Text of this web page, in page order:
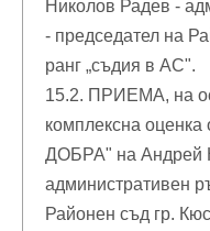
Николов Радев -
- председател на
ранг „съдия в АС".
15.2. ПРИЕМА, на
комплексна
ДОБРА" на Андрей
административен
Районен съд гр.